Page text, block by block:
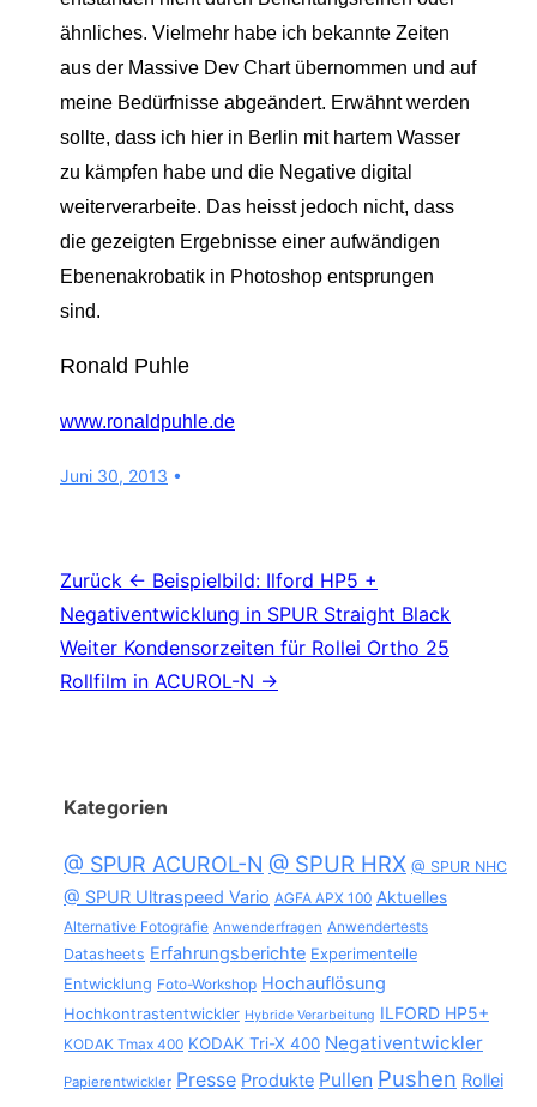
ähnliches. Vielmehr habe ich bekannte Zeiten
aus der Massive Dev Chart übernommen und auf
meine Bedürfnisse abgeändert. Erwähnt werden
sollte, dass ich hier in Berlin mit hartem Wasser
zu kämpfen habe und die Negative digital
weiterverarbeite. Das heisst jedoch nicht, dass
die gezeigten Ergebnisse einer aufwändigen
Ebenenakrobatik in Photoshop entsprungen
sind.
Ronald Puhle
www.ronaldpuhle.de
Juni 30, 2013
Beitragsnavigation
Zurück ← Beispielbild: Ilford HP5 +
Negativentwicklung in SPUR Straight Black
Weiter Kondensorzeiten für Rollei Ortho 25
Rollfilm in ACUROL-N →
Kategorien
@ SPUR ACUROL-N @ SPUR HRX @ SPUR NHC
@ SPUR Ultraspeed Vario AGFA APX 100 Aktuelles
Alternative Fotografie Anwenderfragen Anwendertests
Datasheets Erfahrungsberichte Experimentelle
Entwicklung Foto-Workshop Hochauflösung
Hochkontrastentwickler Hybride Verarbeitung ILFORD HP5+
KODAK Tmax 400 KODAK Tri-X 400 Negativentwickler
Papierentwickler Presse Produkte Pullen Pushen Rollei